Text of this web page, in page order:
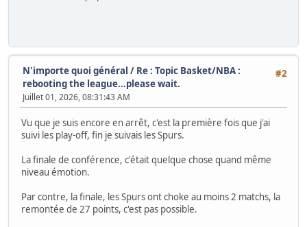
#2
N'importe quoi général / Re : Topic Basket/NBA :
rebooting the league...please wait.
Juillet 01, 2026, 08:31:43 AM
Vu que je suis encore en arrêt, c'est la première fois que j'ai
suivi les play-off, fin je suivais les Spurs.
La finale de conférence, c'était quelque chose quand même
niveau émotion.
Par contre, la finale, les Spurs ont choke au moins 2 matchs, la
remontée de 27 points, c'est pas possible.